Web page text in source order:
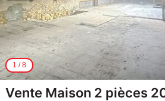
1 /8
Vente Maison 2 pièces